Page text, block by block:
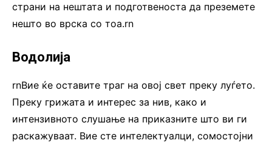
страни на нештата и подготвеноста да преземете
нешто во врска со тоа.rn
Водолија
rnВие ќе оставите траг на овој свет преку луѓето.
Преку грижата и интерес за нив, како и
интензивното слушање на приказните што ви ги
раскажуваат. Вие сте интелектуалци, сомостојни